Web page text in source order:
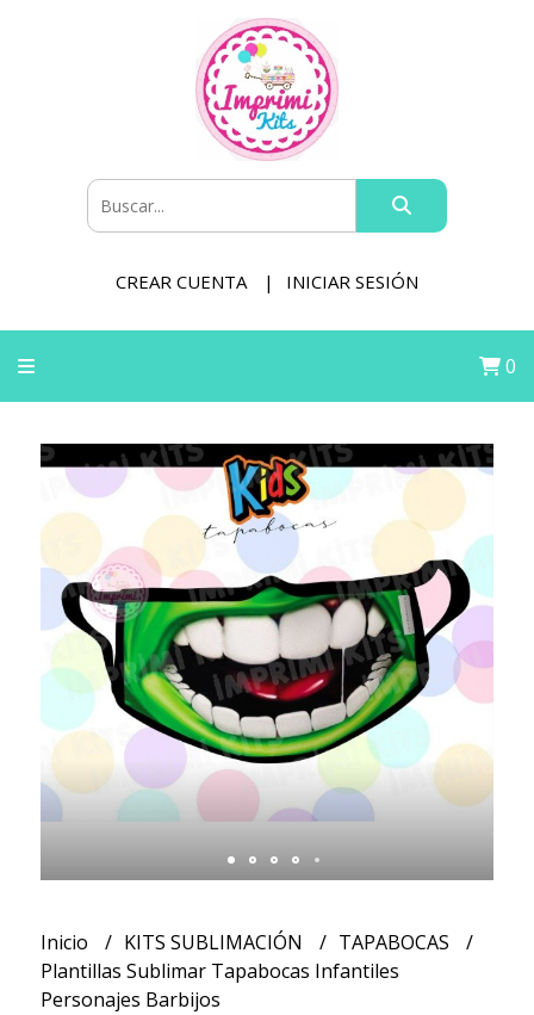
CREAR CUENTA INICIAR SESIÓN
0
Inicio KITS SUBLIMACIÓN
TAPABOCAS
Plantillas Sublimar Tapabocas Infantiles
Personajes Barbijos